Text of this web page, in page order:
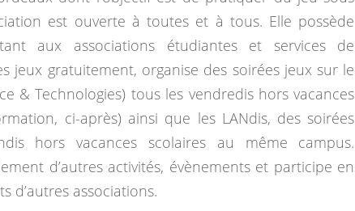
est ouverte à toutes et à tous. Elle possède
aux associations étudiantes et services de
jeux gratuitement, organise des soirées jeux sur le
& Technologies) tous les vendredis hors vacances
ci-après) ainsi que les LANdis, des soirées
hors vacances scolaires au même campus.
d’autres activités, évènements et participe en
d’autres associations.